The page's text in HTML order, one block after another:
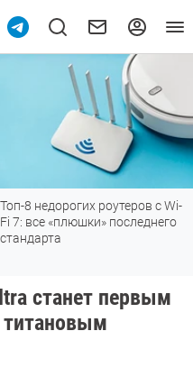
Топ-8 недорогих роутеров с Wi-
Fi 7: все «плюшки» последнего
стандарта
станет первым